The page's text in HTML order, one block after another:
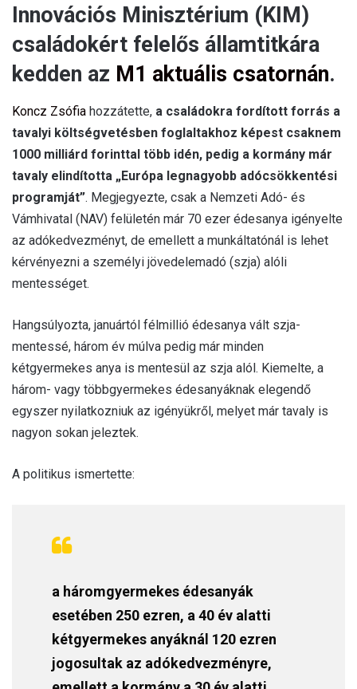
Innovációs Minisztérium (KIM)
családokért felelős államtitkára
kedden az M1 aktuális csatornán.
Koncz Zsófia hozzátette, a családokra fordított forrás a
tavalyi költségvetésben foglaltakhoz képest csaknem
1000 milliárd forinttal több idén, pedig a kormány már
tavaly elindította „Európa legnagyobb adócsökkentési
programját”. Megjegyezte, csak a Nemzeti Adó- és
Vámhivatal (NAV) felületén már 70 ezer édesanya igényelte
az adókedvezményt, de emellett a munkáltatónál is lehet
kérvényezni a személyi jövedelemadó (szja) alóli
mentességet.
Hangsúlyozta, januártól félmillió édesanya vált szja-
mentessé, három év múlva pedig már minden
kétgyermekes anya is mentesül az szja alól. Kiemelte, a
három- vagy többgyermekes édesanyáknak elegendő
egyszer nyilatkozniuk az igényükről, melyet már tavaly is
nagyon sokan jeleztek.
A politikus ismertette:
a háromgyermekes édesanyák
esetében 250 ezren, a 40 év alatti
kétgyermekes anyáknál 120 ezren
jogosultak az adókedvezményre,